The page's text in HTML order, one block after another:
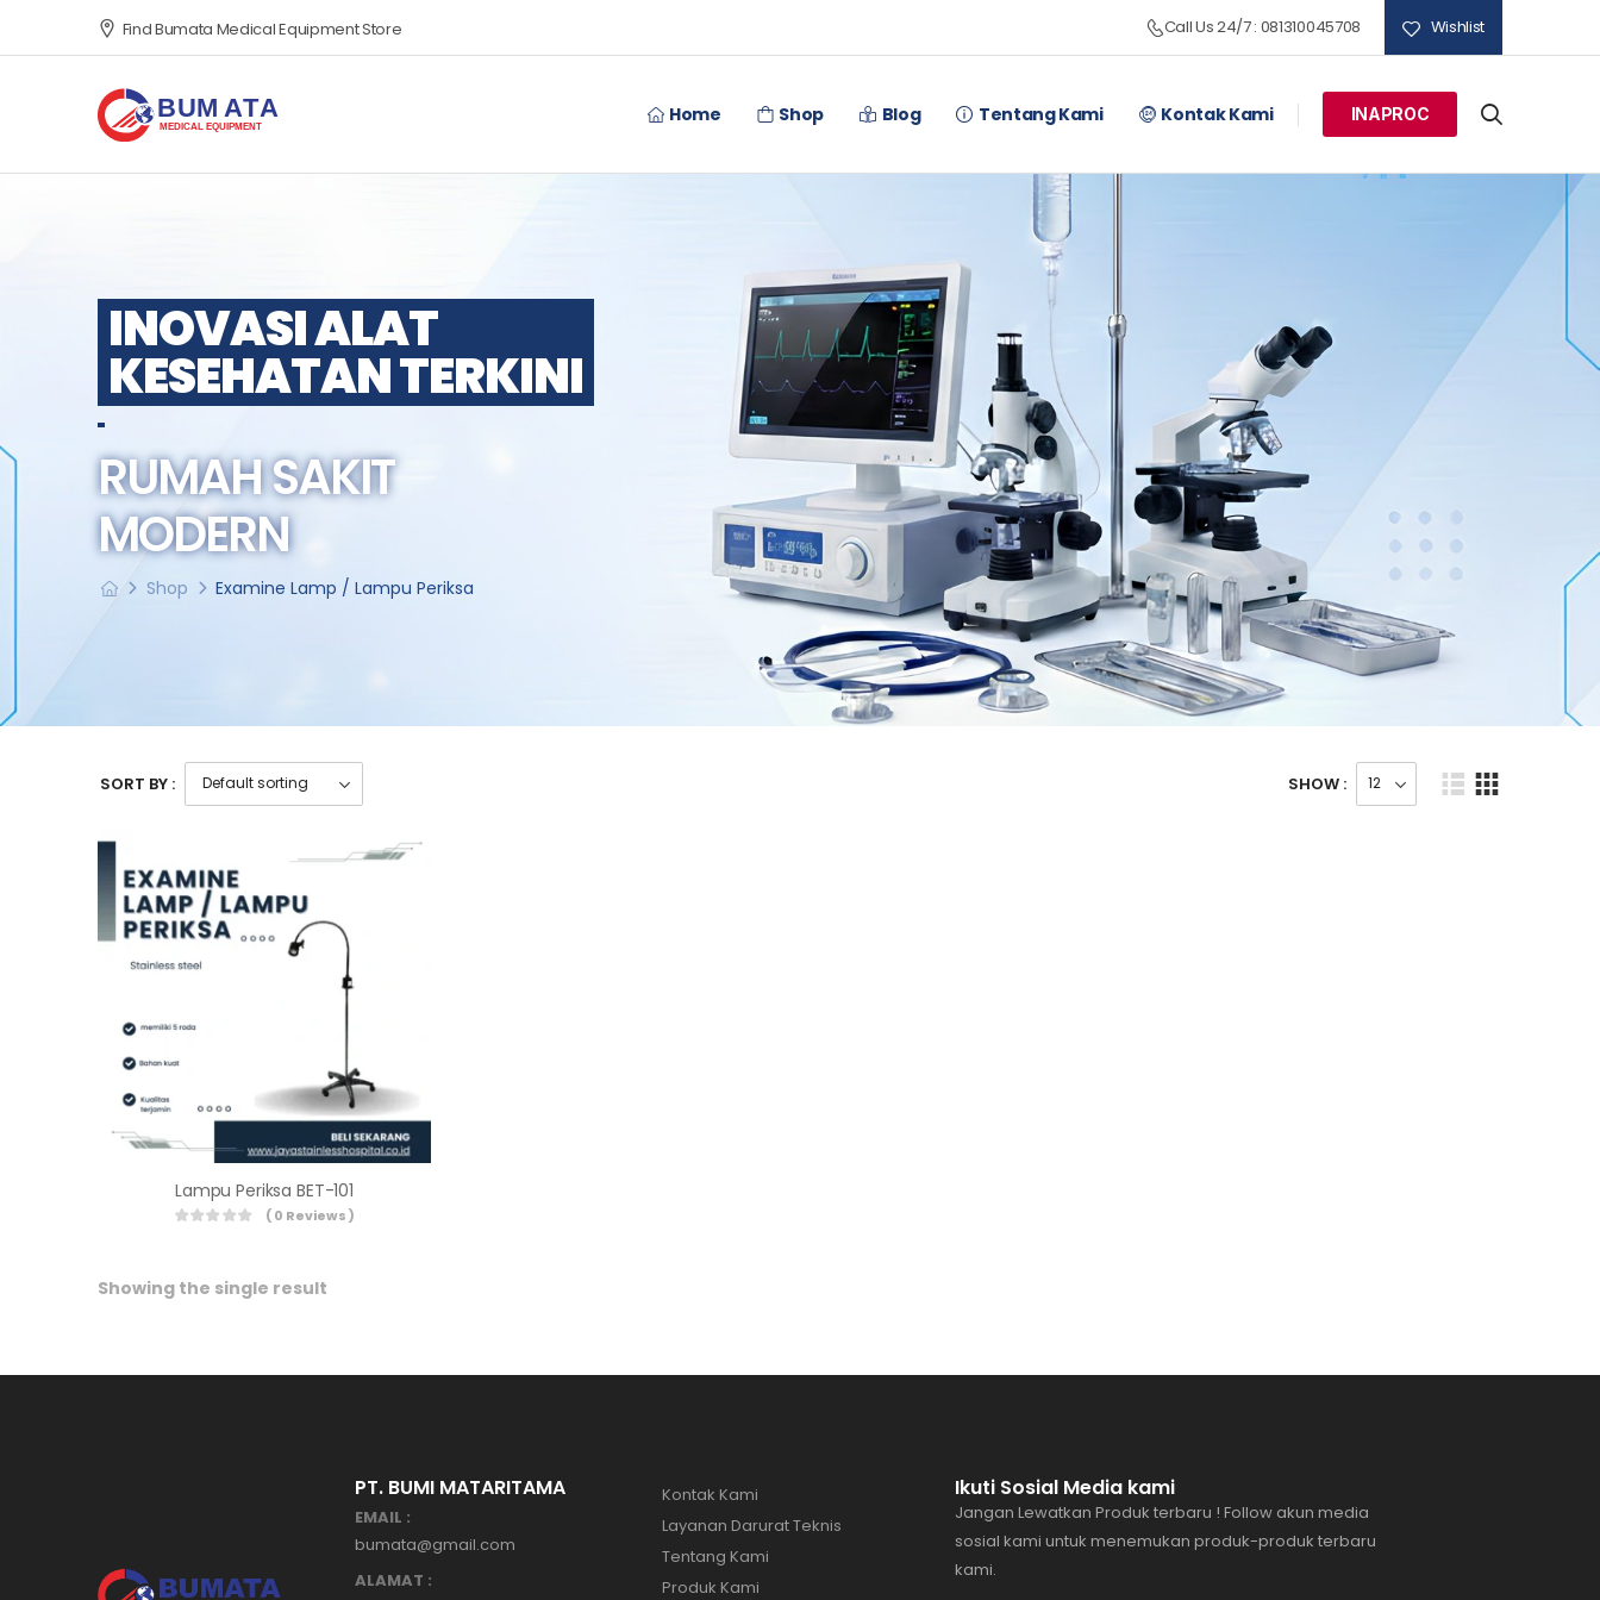
Find Bumata Medical Equipment Store Call Us 24/7 : 081310045708 Wishlist
Home Shop Blog Tentang Kami Kontak Kami INAPROC
INOVASI ALAT
KESEHATAN TERKINI
RUMAH SAKIT
MODERN
Shop Examine Lamp / Lampu Periksa
SORT BY : SHOW :
Lampu Periksa BET-101
( 0 Reviews )
Showing the single result
PT. BUMI MATARITAMA
EMAIL :
bumata@gmail.com
ALAMAT :
Kontak Kami
Layanan Darurat Teknis
Tentang Kami
Produk Kami
Ikuti Sosial Media kami
Jangan Lewatkan Produk terbaru ! Follow akun media
sosial kami untuk menemukan produk-produk terbaru
kami.